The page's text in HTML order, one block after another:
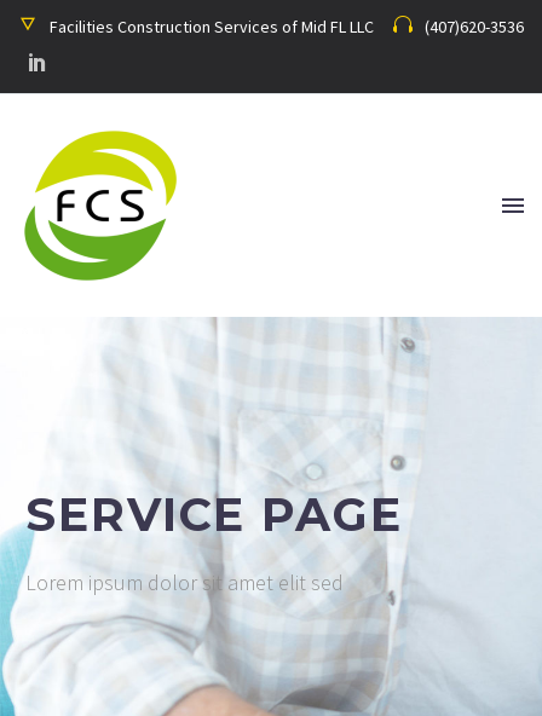
Facilities Construction Services of Mid FL LLC (407)620-3536
SERVICE PAGE
Lorem ipsum dolor sit amet elit sed